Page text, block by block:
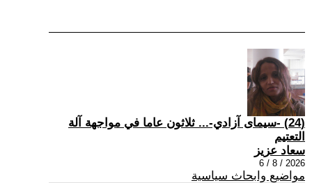
(24) -سيمای آزادي-... ثلاثون عاما في مواجهة آلة
التعتيم
سعاد عزيز
2026 / 8 / 6
مواضيع وابحاث سياسية